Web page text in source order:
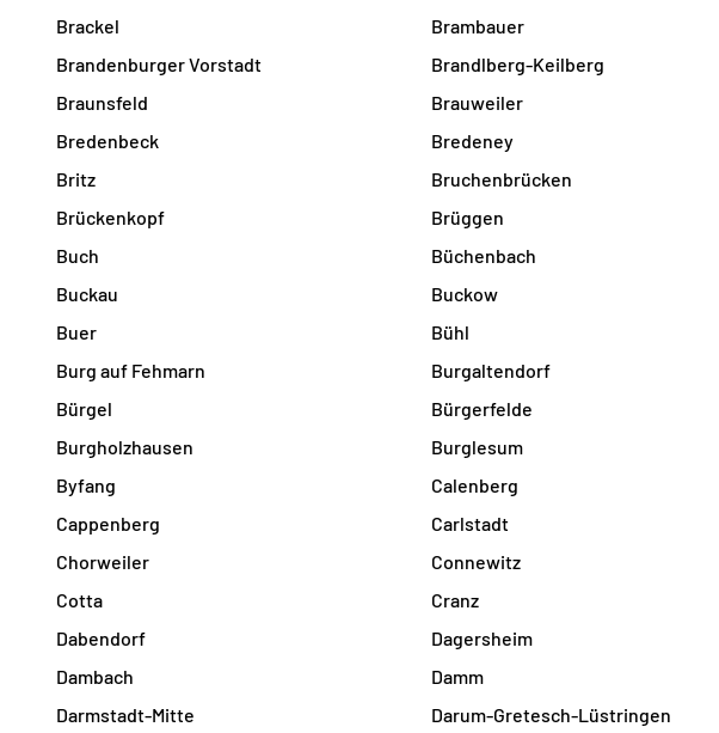
Brackel
Brambauer
Brandenburger Vorstadt
Brandlberg-Keilberg
Braunsfeld
Brauweiler
Bredenbeck
Bredeney
Britz
Bruchenbrücken
Brückenkopf
Brüggen
Buch
Büchenbach
Buckau
Buckow
Buer
Bühl
Burg auf Fehmarn
Burgaltendorf
Bürgel
Bürgerfelde
Burgholzhausen
Burglesum
Byfang
Calenberg
Cappenberg
Carlstadt
Chorweiler
Connewitz
Cotta
Cranz
Dabendorf
Dagersheim
Dambach
Damm
Darmstadt-Mitte
Darum-Gretesch-Lüstringen